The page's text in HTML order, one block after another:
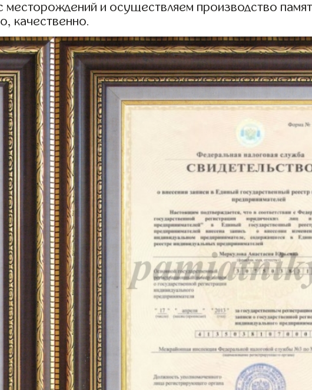
и осуществляем производство
качественно.